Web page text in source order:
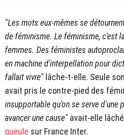
"Les mots eux-mêmes se
de féminisme. Le féminisme, c'est
femmes. Des féministes
en machine d'interpellation pour
fallait vivre" lâche-t-elle. Seule
avait pris le contre-pied des
insupportable qu'on se serve d'une
avancer une cause" avait-elle lâché
gueule sur France Inter.